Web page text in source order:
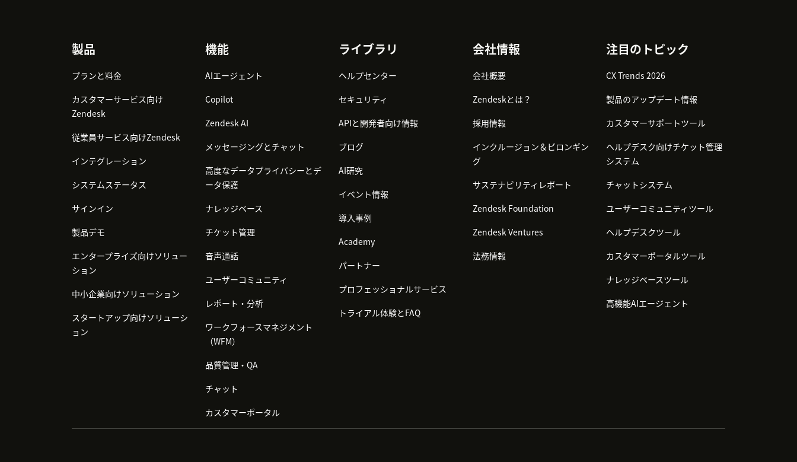
製品
プランと料金
カスタマーサービス向け
Zendesk
従業員サービス向けZendesk
インテグレーション
システムステータス
サインイン
製品デモ
エンタープライズ向けソリュー
ション
中小企業向けソリューション
スタートアップ向けソリューシ
ョン
機能
AIエージェント
Copilot
Zendesk AI
メッセージングとチャット
高度なデータプライバシーとデ
ータ保護
ナレッジベース
チケット管理
音声通話
ユーザーコミュニティ
レポート・分析
ワークフォースマネジメント
（WFM）
品質管理・QA
チャット
カスタマーポータル
ライブラリ
ヘルプセンター
セキュリティ
APIと開発者向け情報
ブログ
AI研究
イベント情報
導入事例
Academy
パートナー
プロフェッショナルサービス
トライアル体験とFAQ
会社情報
会社概要
Zendeskとは？
採用情報
インクルージョン＆ビロンギン
グ
サステナビリティレポート
Zendesk Foundation
Zendesk Ventures
法務情報
注目のトピック
CX Trends 2026
製品のアップデート情報
カスタマーサポートツール
ヘルプデスク向けチケット管理
システム
チャットシステム
ユーザーコミュニティツール
ヘルプデスクツール
カスタマーポータルツール
ナレッジベースツール
高機能AIエージェント